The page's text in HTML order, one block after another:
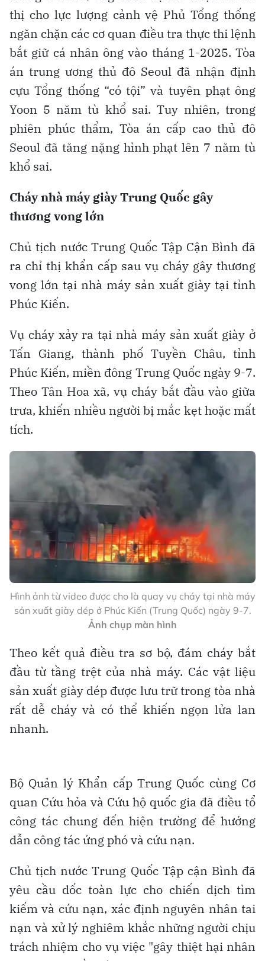
thị cho lực lượng cảnh vệ Phủ Tổng thống
ngăn chặn các cơ quan điều tra thực thi lệnh
bắt giữ cá nhân ông vào tháng 1-2025. Tòa
án trung ương thủ đô Seoul đã nhận định
cựu Tổng thống “có tội” và tuyên phạt ông
Yoon 5 năm tù khổ sai. Tuy nhiên, trong
phiên phúc thẩm, Tòa án cấp cao thủ đô
Seoul đã tăng nặng hình phạt lên 7 năm tù
khổ sai.
Cháy nhà máy giày Trung Quốc gây
thương vong lớn
Chủ tịch nước Trung Quốc Tập Cận Bình đã
ra chỉ thị khẩn cấp sau vụ cháy gây thương
vong lớn tại nhà máy sản xuất giày tại tỉnh
Phúc Kiến.
Vụ cháy xảy ra tại nhà máy sản xuất giày ở
Tấn Giang, thành phố Tuyền Châu, tỉnh
Phúc Kiến, miền đông Trung Quốc ngày 9-7.
Theo Tân Hoa xã, vụ cháy bắt đầu vào giữa
trưa, khiến nhiều người bị mắc kẹt hoặc mất
tích.
Hình ảnh từ video được cho là quay vụ cháy tại nhà máy
sản xuất giày dép ở Phúc Kiến (Trung Quốc) ngày 9-7.
Ảnh chụp màn hình
Theo kết quả điều tra sơ bộ, đám cháy bắt
đầu từ tầng trệt của nhà máy. Các vật liệu
sản xuất giày dép được lưu trữ trong tòa nhà
rất dễ cháy và có thể khiến ngọn lửa lan
nhanh.
Bộ Quản lý Khẩn cấp Trung Quốc cùng Cơ
quan Cứu hỏa và Cứu hộ quốc gia đã điều tổ
công tác chung đến hiện trường để hướng
dẫn công tác ứng phó và cứu nạn.
Chủ tịch nước Trung Quốc Tập cận Bình đã
yêu cầu dốc toàn lực cho chiến dịch tìm
kiếm và cứu nạn, xác định nguyên nhân tai
nạn và xử lý nghiêm khắc những người chịu
trách nhiệm cho vụ việc "gây thiệt hại nhân